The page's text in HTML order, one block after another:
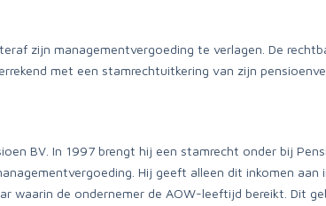
zijn managementvergoeding te verlagen. De
met een stamrechtuitkering van zijn
BV. In 1997 brengt hij een stamrecht onder bij
Hij geeft alleen dit inkomen aan
waarin de ondernemer de AOW-leeftijd bereikt. Dit